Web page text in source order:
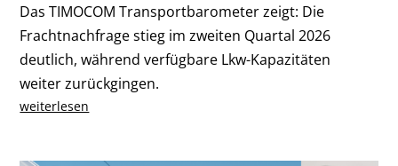
Das TIMOCOM Transportbarometer zeigt: Die
Frachtnachfrage stieg im zweiten Quartal 2026
deutlich, während verfügbare Lkw-Kapazitäten
weiter zurückgingen.
weiterlesen